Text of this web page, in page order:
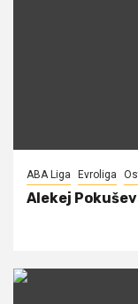
ABA Liga Evroliga
Alekej